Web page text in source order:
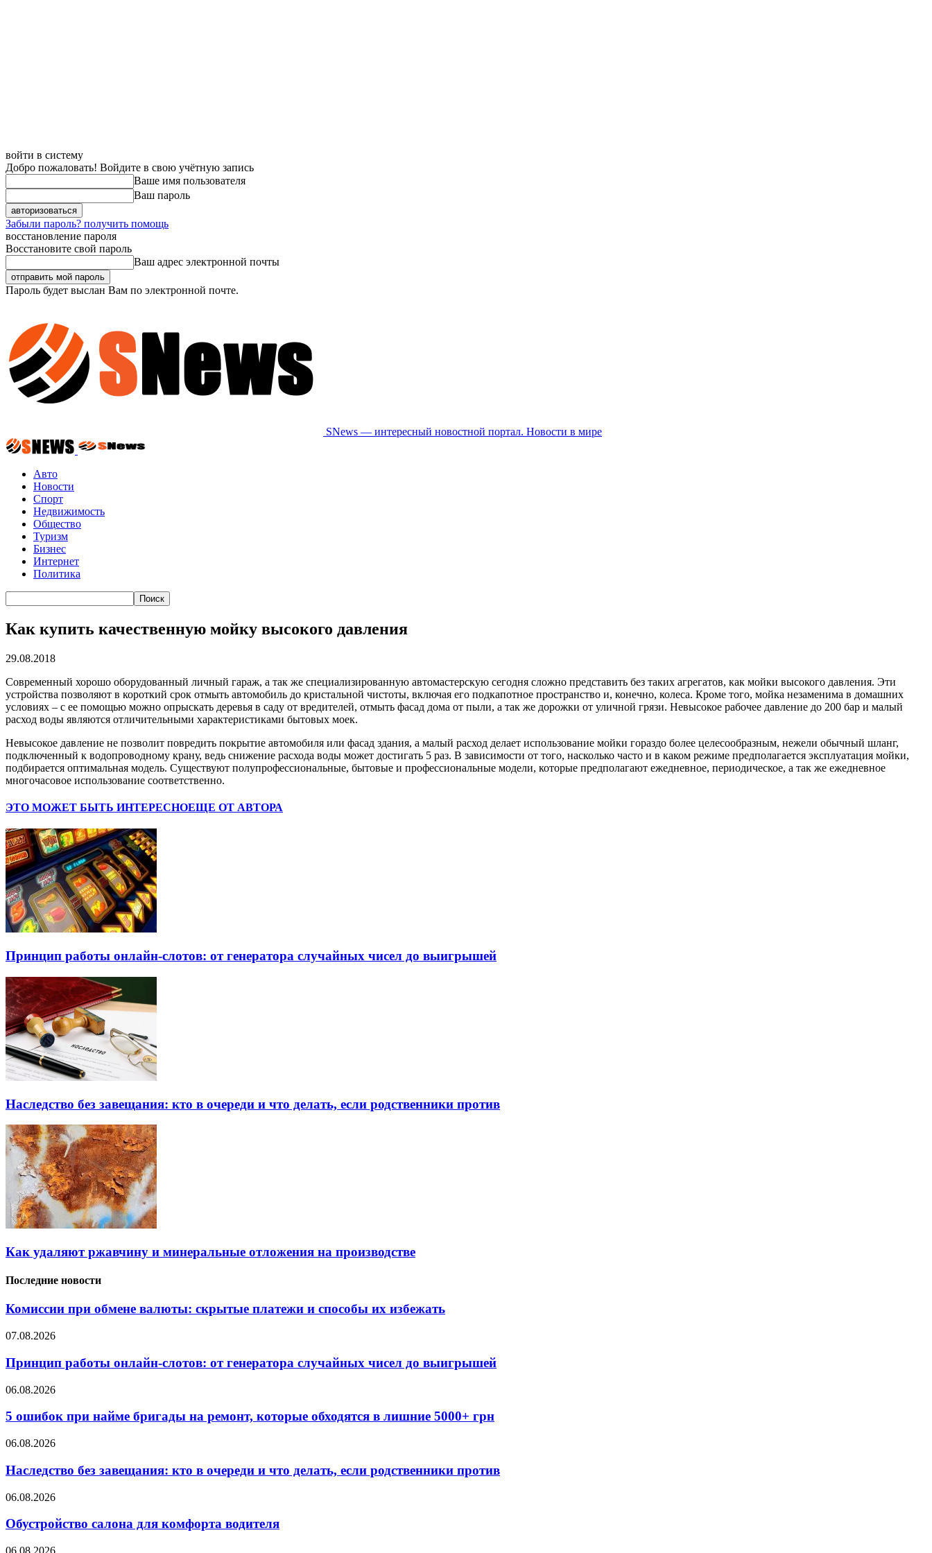
войти в систему
Добро пожаловать! Войдите в свою учётную запись
Ваше имя пользователя
Ваш пароль
Забыли пароль? получить помощь
восстановление пароля
Восстановите свой пароль
Ваш адрес электронной почты
Пароль будет выслан Вам по электронной почте.
SNews — интересный новостной портал. Новости в мире
Авто
Новости
Спорт
Недвижимость
Общество
Туризм
Бизнес
Интернет
Политика
Как купить качественную мойку высокого давления
29.08.2018
Современный хорошо оборудованный личный гараж, а так же специализированную автомастерскую сегодня сложно представить без таких агрегатов, как мойки высокого давления. Эти
устройства позволяют в короткий срок отмыть автомобиль до кристальной чистоты, включая его подкапотное пространство и, конечно, колеса. Кроме того, мойка незаменима в домашних
условиях – с ее помощью можно опрыскать деревья в саду от вредителей, отмыть фасад дома от пыли, а так же дорожки от уличной грязи. Невысокое рабочее давление до 200 бар и малый
расход воды являются отличительными характеристиками бытовых моек.
Невысокое давление не позволит повредить покрытие автомобиля или фасад здания, а малый расход делает использование мойки гораздо более целесообразным, нежели обычный шланг,
подключенный к водопроводному крану, ведь снижение расхода воды может достигать 5 раз. В зависимости от того, насколько часто и в каком режиме предполагается эксплуатация мойки,
подбирается оптимальная модель. Существуют полупрофессиональные, бытовые и профессиональные модели, которые предполагают ежедневное, периодическое, а так же ежедневное
многочасовое использование соответственно.
ЭТО МОЖЕТ БЫТЬ ИНТЕРЕСНОЕЩЕ ОТ АВТОРА
Принцип работы онлайн-слотов: от генератора случайных чисел до выигрышей
Наследство без завещания: кто в очереди и что делать, если родственники против
Как удаляют ржавчину и минеральные отложения на производстве
Последние новости
Комиссии при обмене валюты: скрытые платежи и способы их избежать
07.08.2026
Принцип работы онлайн-слотов: от генератора случайных чисел до выигрышей
06.08.2026
5 ошибок при найме бригады на ремонт, которые обходятся в лишние 5000+ грн
06.08.2026
Наследство без завещания: кто в очереди и что делать, если родственники против
06.08.2026
Обустройство салона для комфорта водителя
06.08.2026